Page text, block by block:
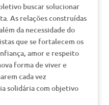
buscar solucionar
As relações construídas
da necessidade do
que se fortalecem os
amor e respeito
forma de viver e
cada vez
solidária com objetivo